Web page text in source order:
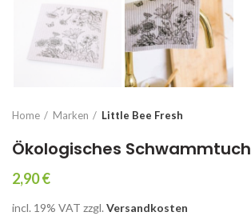
Home Marken Little Bee Fresh
Ökologisches Schwammtuch
2,90€
incl. 19% VAT zzgl. Versandkosten